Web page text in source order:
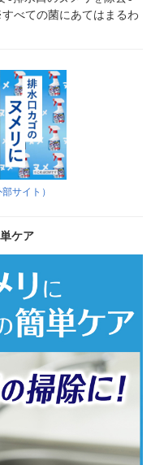
べての菌にあてはまるわ
サイト）
ケア